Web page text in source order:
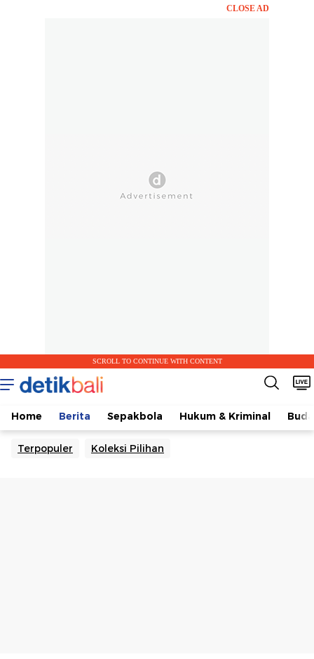
CLOSE AD
SCROLL TO CONTINUE WITH CONTENT
Home Berita Sepakbola Hukum & Kriminal
Terpopuler Koleksi Pilihan